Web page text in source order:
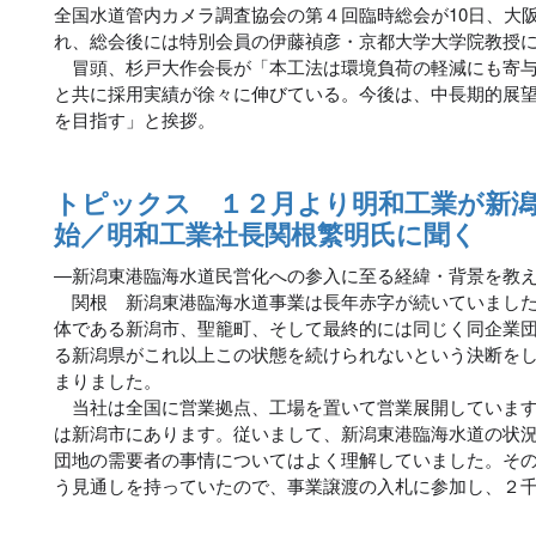
全国水道管内カメラ調査協会の第４回臨時総会が10日、大
れ、総会後には特別会員の伊藤禎彦・京都大学大学院教授
冒頭、杉戸大作会長が「本工法は環境負荷の軽減にも寄
と共に採用実績が徐々に伸びている。今後は、中長期的展
を目指す」と挨拶。
トピックス １２月より明和工業が新
始／明和工業社長関根繁明氏に聞く
―新潟東港臨海水道民営化への参入に至る経緯・背景を教
関根 新潟東港臨海水道事業は長年赤字が続いていまし
体である新潟市、聖籠町、そして最終的には同じく同企業
る新潟県がこれ以上この状態を続けられないという決断を
まりました。
当社は全国に営業拠点、工場を置いて営業展開していま
は新潟市にあります。従いまして、新潟東港臨海水道の状
団地の需要者の事情についてはよく理解していました。そ
う見通しを持っていたので、事業譲渡の入札に参加し、２